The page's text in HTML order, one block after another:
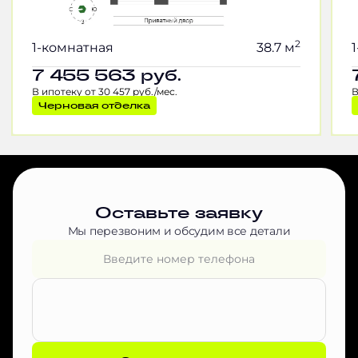
1-комнатная 38.7 м2
7 455 563 руб.
В ипотеку от 30 457 руб./мес.
Черновая отделка
Оставьте заявку
Мы перезвоним и обсудим все детали